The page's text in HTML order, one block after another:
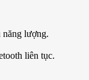
năng lượng.
liên tục.